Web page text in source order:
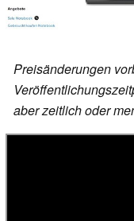
Preisänderungen
aber zeitlich oder